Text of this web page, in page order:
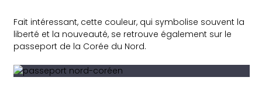
Fait intéressant, cette couleur, qui symbolise souvent la
liberté et la nouveauté, se retrouve également sur le
passeport de la Corée du Nord.